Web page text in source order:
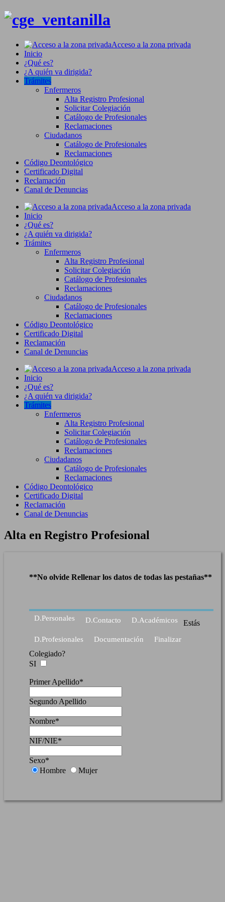
Acceso a la zona privada
Inicio
¿Qué es?
¿A quién va dirigida?
Trámites
Enfermeros
Alta Registro Profesional
Solicitar Colegiación
Catálogo de Profesionales
Reclamaciones
Ciudadanos
Catálogo de Profesionales
Reclamaciones
Código Deontológico
Certificado Digital
Reclamación
Canal de Denuncias
Acceso a la zona privada
Inicio
¿Qué es?
¿A quién va dirigida?
Trámites
Enfermeros
Alta Registro Profesional
Solicitar Colegiación
Catálogo de Profesionales
Reclamaciones
Ciudadanos
Catálogo de Profesionales
Reclamaciones
Código Deontológico
Certificado Digital
Reclamación
Canal de Denuncias
Acceso a la zona privada
Inicio
¿Qué es?
¿A quién va dirigida?
Trámites
Enfermeros
Alta Registro Profesional
Solicitar Colegiación
Catálogo de Profesionales
Reclamaciones
Ciudadanos
Catálogo de Profesionales
Reclamaciones
Código Deontológico
Certificado Digital
Reclamación
Canal de Denuncias
Alta en Registro Profesional
**No olvide Rellenar los datos de todas las pestañas**
D.Personales D.Contacto D.Académicos
D.Profesionales Documentación Finalizar
Estás
Colegiado?
SI
Primer Apellido*
Segundo Apellido
Nombre*
NIF/NIE*
Sexo*
Hombre
Mujer